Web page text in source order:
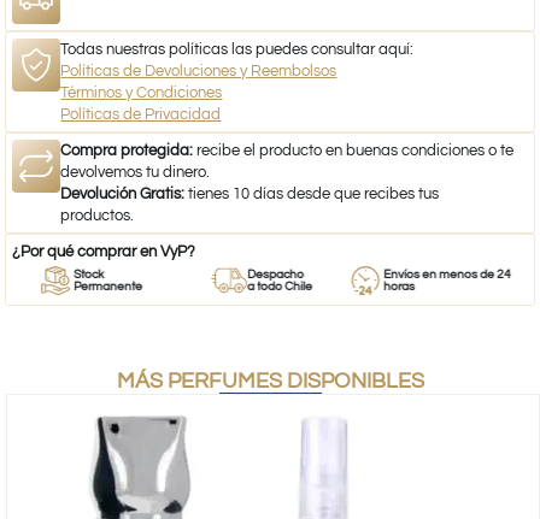
Todas nuestras políticas las puedes consultar aquí:
Políticas de Devoluciones y Reembolsos
Términos y Condiciones
Políticas de Privacidad
Compra protegida: recibe el producto en buenas condiciones o te
devolvemos tu dinero.
Devolución Gratis: tienes 10 días desde que recibes tus
productos.
¿Por qué comprar en VyP?
Stock
Permanente
Despacho
a todo Chile
Envíos en menos de 24
horas
MÁS PERFUMES DISPONIBLES